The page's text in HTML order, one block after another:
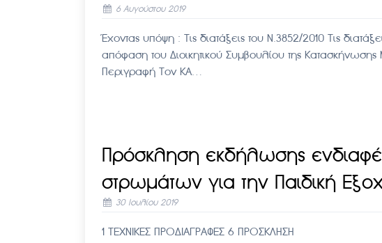
6 Αυγούστου 2019
Έχοντας υπόψη : Τις διατάξεις του Ν.3852/2010 Τις
απόφαση του Διοικητικού Συμβουλίου της
Περιγραφή Τον ΚΑ…
Πρόσκληση εκδήλωσης
στρωμάτων για την Παιδική
30 Ιουλίου 2019
1 ΤΕΧΝΙΚΕΣ ΠΡΟΔΙΑΓΡΑΦΕΣ 6 ΠΡΟΣΚΛΗΣΗ